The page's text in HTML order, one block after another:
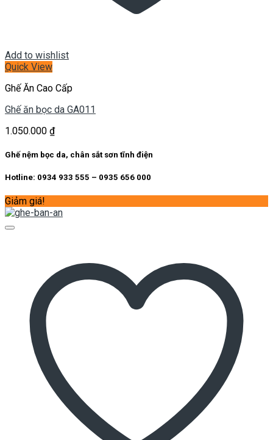
Add to wishlist
Quick View
Ghế Ăn Cao Cấp
Ghế ăn bọc da GA011
1.050.000 ₫
Ghế nệm bọc da, chân sắt sơn tĩnh điện
Hotline: 0934 933 555 – 0935 656 000
Giảm giá!